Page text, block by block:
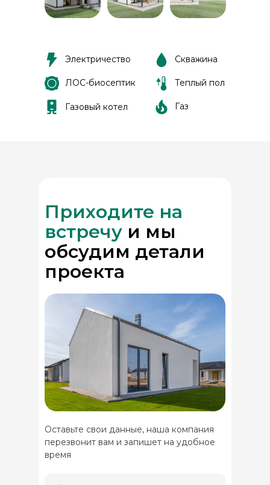
Элeктричествo Сквaжинa
ЛОС-биосептик Теплый пол
Газовый котел Газ
Приходите на
встречу и мы
обсудим детали
проекта
Оставьте свои данные, наша компания
перезвонит вам и запишет на удобное
время